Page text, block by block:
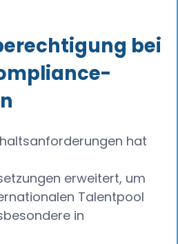
bei
hat
erweitert, um
Talentpool
in